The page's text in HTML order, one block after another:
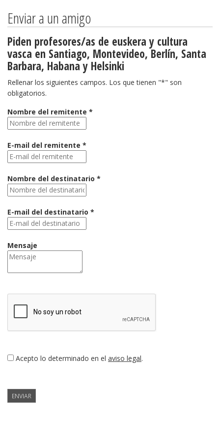
Enviar a un amigo
Piden profesores/as de euskera y cultura
vasca en Santiago, Montevideo, Berlín, Santa
Barbara, Habana y Helsinki
Rellenar los siguientes campos. Los que tienen "*" son
obligatorios.
Nombre del remitente *
E-mail del remitente *
Nombre del destinatario *
E-mail del destinatario *
Mensaje
Acepto lo determinado en el aviso legal.
ENVIAR